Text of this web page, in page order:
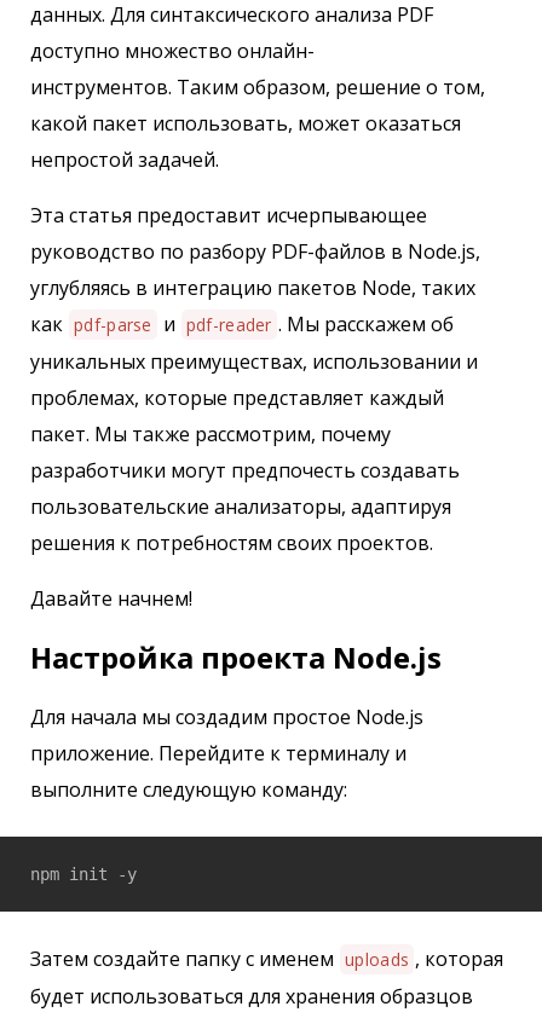
данных. Для синтаксического анализа PDF
доступно множество онлайн-
инструментов. Таким образом, решение о том,
какой пакет использовать, может оказаться
непростой задачей.
Эта статья предоставит исчерпывающее
руководство по разбору PDF-файлов в Node.js,
углубляясь в интеграцию пакетов Node, таких
как pdf-parse и pdf-reader . Мы расскажем об
уникальных преимуществах, использовании и
проблемах, которые представляет каждый
пакет. Мы также рассмотрим, почему
разработчики могут предпочесть создавать
пользовательские анализаторы, адаптируя
решения к потребностям своих проектов.
Давайте начнем!
Настройка проекта Node.js
Для начала мы создадим простое Node.js
приложение. Перейдите к терминалу и
выполните следующую команду:
npm init -y
Затем создайте папку с именем uploads , которая
будет использоваться для хранения образцов